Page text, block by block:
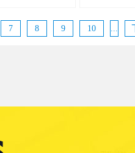
7 8 9 10 ...